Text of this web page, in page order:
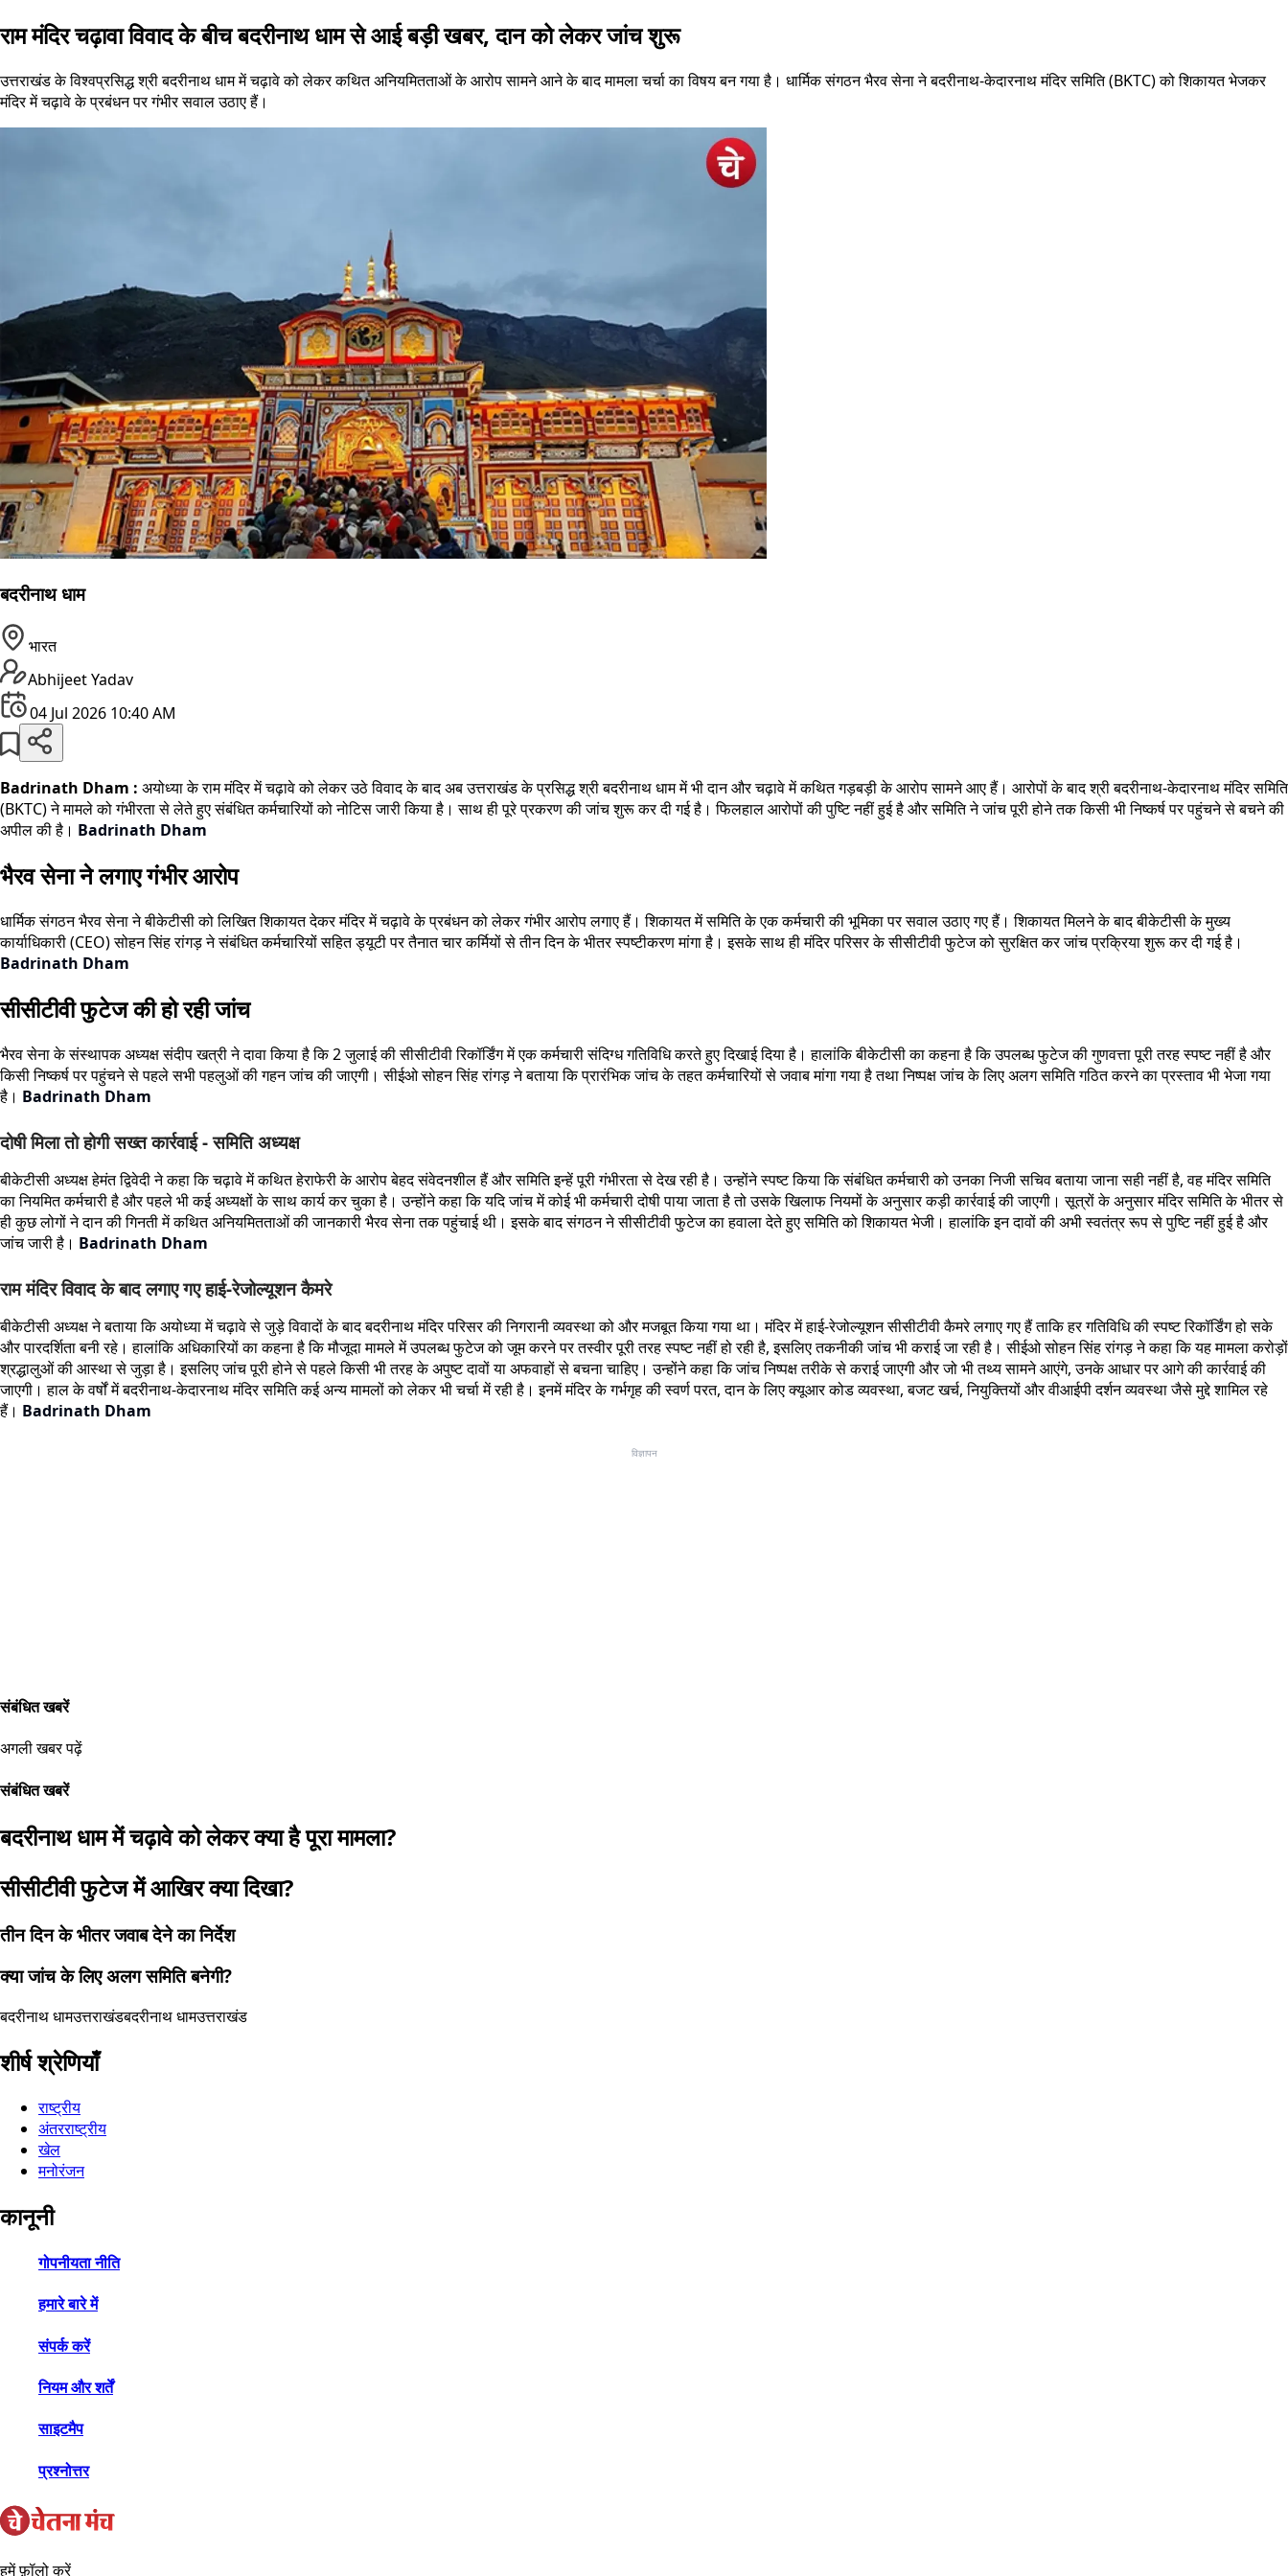
राम मंदिर चढ़ावा विवाद के बीच बदरीनाथ धाम से आई बड़ी खबर, दान को लेकर जांच शुरू
उत्तराखंड के विश्वप्रसिद्ध श्री बदरीनाथ धाम में चढ़ावे को लेकर कथित अनियमितताओं के आरोप सामने आने के बाद मामला चर्चा का विषय बन गया है। धार्मिक संगठन भैरव सेना ने बदरीनाथ-केदारनाथ मंदिर समिति (BKTC) को शिकायत भेजकर
मंदिर में चढ़ावे के प्रबंधन पर गंभीर सवाल उठाए हैं।
बदरीनाथ धाम
भारत
Abhijeet Yadav
04 Jul 2026 10:40 AM
Badrinath Dham : अयोध्या के राम मंदिर में चढ़ावे को लेकर उठे विवाद के बाद अब उत्तराखंड के प्रसिद्ध श्री बदरीनाथ धाम में भी दान और चढ़ावे में कथित गड़बड़ी के आरोप सामने आए हैं। आरोपों के बाद श्री बदरीनाथ-केदारनाथ मंदिर समिति
(BKTC) ने मामले को गंभीरता से लेते हुए संबंधित कर्मचारियों को नोटिस जारी किया है। साथ ही पूरे प्रकरण की जांच शुरू कर दी गई है। फिलहाल आरोपों की पुष्टि नहीं हुई है और समिति ने जांच पूरी होने तक किसी भी निष्कर्ष पर पहुंचने से बचने की
अपील की है। Badrinath Dham
भैरव सेना ने लगाए गंभीर आरोप
धार्मिक संगठन भैरव सेना ने बीकेटीसी को लिखित शिकायत देकर मंदिर में चढ़ावे के प्रबंधन को लेकर गंभीर आरोप लगाए हैं। शिकायत में समिति के एक कर्मचारी की भूमिका पर सवाल उठाए गए हैं। शिकायत मिलने के बाद बीकेटीसी के मुख्य
कार्याधिकारी (CEO) सोहन सिंह रांगड़ ने संबंधित कर्मचारियों सहित ड्यूटी पर तैनात चार कर्मियों से तीन दिन के भीतर स्पष्टीकरण मांगा है। इसके साथ ही मंदिर परिसर के सीसीटीवी फुटेज को सुरक्षित कर जांच प्रक्रिया शुरू कर दी गई है।
Badrinath Dham
सीसीटीवी फुटेज की हो रही जांच
भैरव सेना के संस्थापक अध्यक्ष संदीप खत्री ने दावा किया है कि 2 जुलाई की सीसीटीवी रिकॉर्डिंग में एक कर्मचारी संदिग्ध गतिविधि करते हुए दिखाई दिया है। हालांकि बीकेटीसी का कहना है कि उपलब्ध फुटेज की गुणवत्ता पूरी तरह स्पष्ट नहीं है और
किसी निष्कर्ष पर पहुंचने से पहले सभी पहलुओं की गहन जांच की जाएगी। सीईओ सोहन सिंह रांगड़ ने बताया कि प्रारंभिक जांच के तहत कर्मचारियों से जवाब मांगा गया है तथा निष्पक्ष जांच के लिए अलग समिति गठित करने का प्रस्ताव भी भेजा गया
है। Badrinath Dham
दोषी मिला तो होगी सख्त कार्रवाई - समिति अध्यक्ष
बीकेटीसी अध्यक्ष हेमंत द्विवेदी ने कहा कि चढ़ावे में कथित हेराफेरी के आरोप बेहद संवेदनशील हैं और समिति इन्हें पूरी गंभीरता से देख रही है। उन्होंने स्पष्ट किया कि संबंधित कर्मचारी को उनका निजी सचिव बताया जाना सही नहीं है, वह मंदिर समिति
का नियमित कर्मचारी है और पहले भी कई अध्यक्षों के साथ कार्य कर चुका है। उन्होंने कहा कि यदि जांच में कोई भी कर्मचारी दोषी पाया जाता है तो उसके खिलाफ नियमों के अनुसार कड़ी कार्रवाई की जाएगी। सूत्रों के अनुसार मंदिर समिति के भीतर से
ही कुछ लोगों ने दान की गिनती में कथित अनियमितताओं की जानकारी भैरव सेना तक पहुंचाई थी। इसके बाद संगठन ने सीसीटीवी फुटेज का हवाला देते हुए समिति को शिकायत भेजी। हालांकि इन दावों की अभी स्वतंत्र रूप से पुष्टि नहीं हुई है और
जांच जारी है। Badrinath Dham
राम मंदिर विवाद के बाद लगाए गए हाई-रेजोल्यूशन कैमरे
बीकेटीसी अध्यक्ष ने बताया कि अयोध्या में चढ़ावे से जुड़े विवादों के बाद बदरीनाथ मंदिर परिसर की निगरानी व्यवस्था को और मजबूत किया गया था। मंदिर में हाई-रेजोल्यूशन सीसीटीवी कैमरे लगाए गए हैं ताकि हर गतिविधि की स्पष्ट रिकॉर्डिंग हो सके
और पारदर्शिता बनी रहे। हालांकि अधिकारियों का कहना है कि मौजूदा मामले में उपलब्ध फुटेज को जूम करने पर तस्वीर पूरी तरह स्पष्ट नहीं हो रही है, इसलिए तकनीकी जांच भी कराई जा रही है। सीईओ सोहन सिंह रांगड़ ने कहा कि यह मामला करोड़ों
श्रद्धालुओं की आस्था से जुड़ा है। इसलिए जांच पूरी होने से पहले किसी भी तरह के अपुष्ट दावों या अफवाहों से बचना चाहिए। उन्होंने कहा कि जांच निष्पक्ष तरीके से कराई जाएगी और जो भी तथ्य सामने आएंगे, उनके आधार पर आगे की कार्रवाई की
जाएगी। हाल के वर्षों में बदरीनाथ-केदारनाथ मंदिर समिति कई अन्य मामलों को लेकर भी चर्चा में रही है। इनमें मंदिर के गर्भगृह की स्वर्ण परत, दान के लिए क्यूआर कोड व्यवस्था, बजट खर्च, नियुक्तियों और वीआईपी दर्शन व्यवस्था जैसे मुद्दे शामिल रहे
हैं। Badrinath Dham
विज्ञापन
संबंधित खबरें
अगली खबर पढ़ें
संबंधित खबरें
बदरीनाथ धाम में चढ़ावे को लेकर क्या है पूरा मामला?
सीसीटीवी फुटेज में आखिर क्या दिखा?
तीन दिन के भीतर जवाब देने का निर्देश
क्या जांच के लिए अलग समिति बनेगी?
बदरीनाथ धामउत्तराखंडबदरीनाथ धामउत्तराखंड
शीर्ष श्रेणियाँ
राष्ट्रीय
अंतरराष्ट्रीय
खेल
मनोरंजन
कानूनी
गोपनीयता नीति
हमारे बारे में
संपर्क करें
नियम और शर्तें
साइटमैप
प्रश्नोत्तर
हमें फ़ॉलो करें